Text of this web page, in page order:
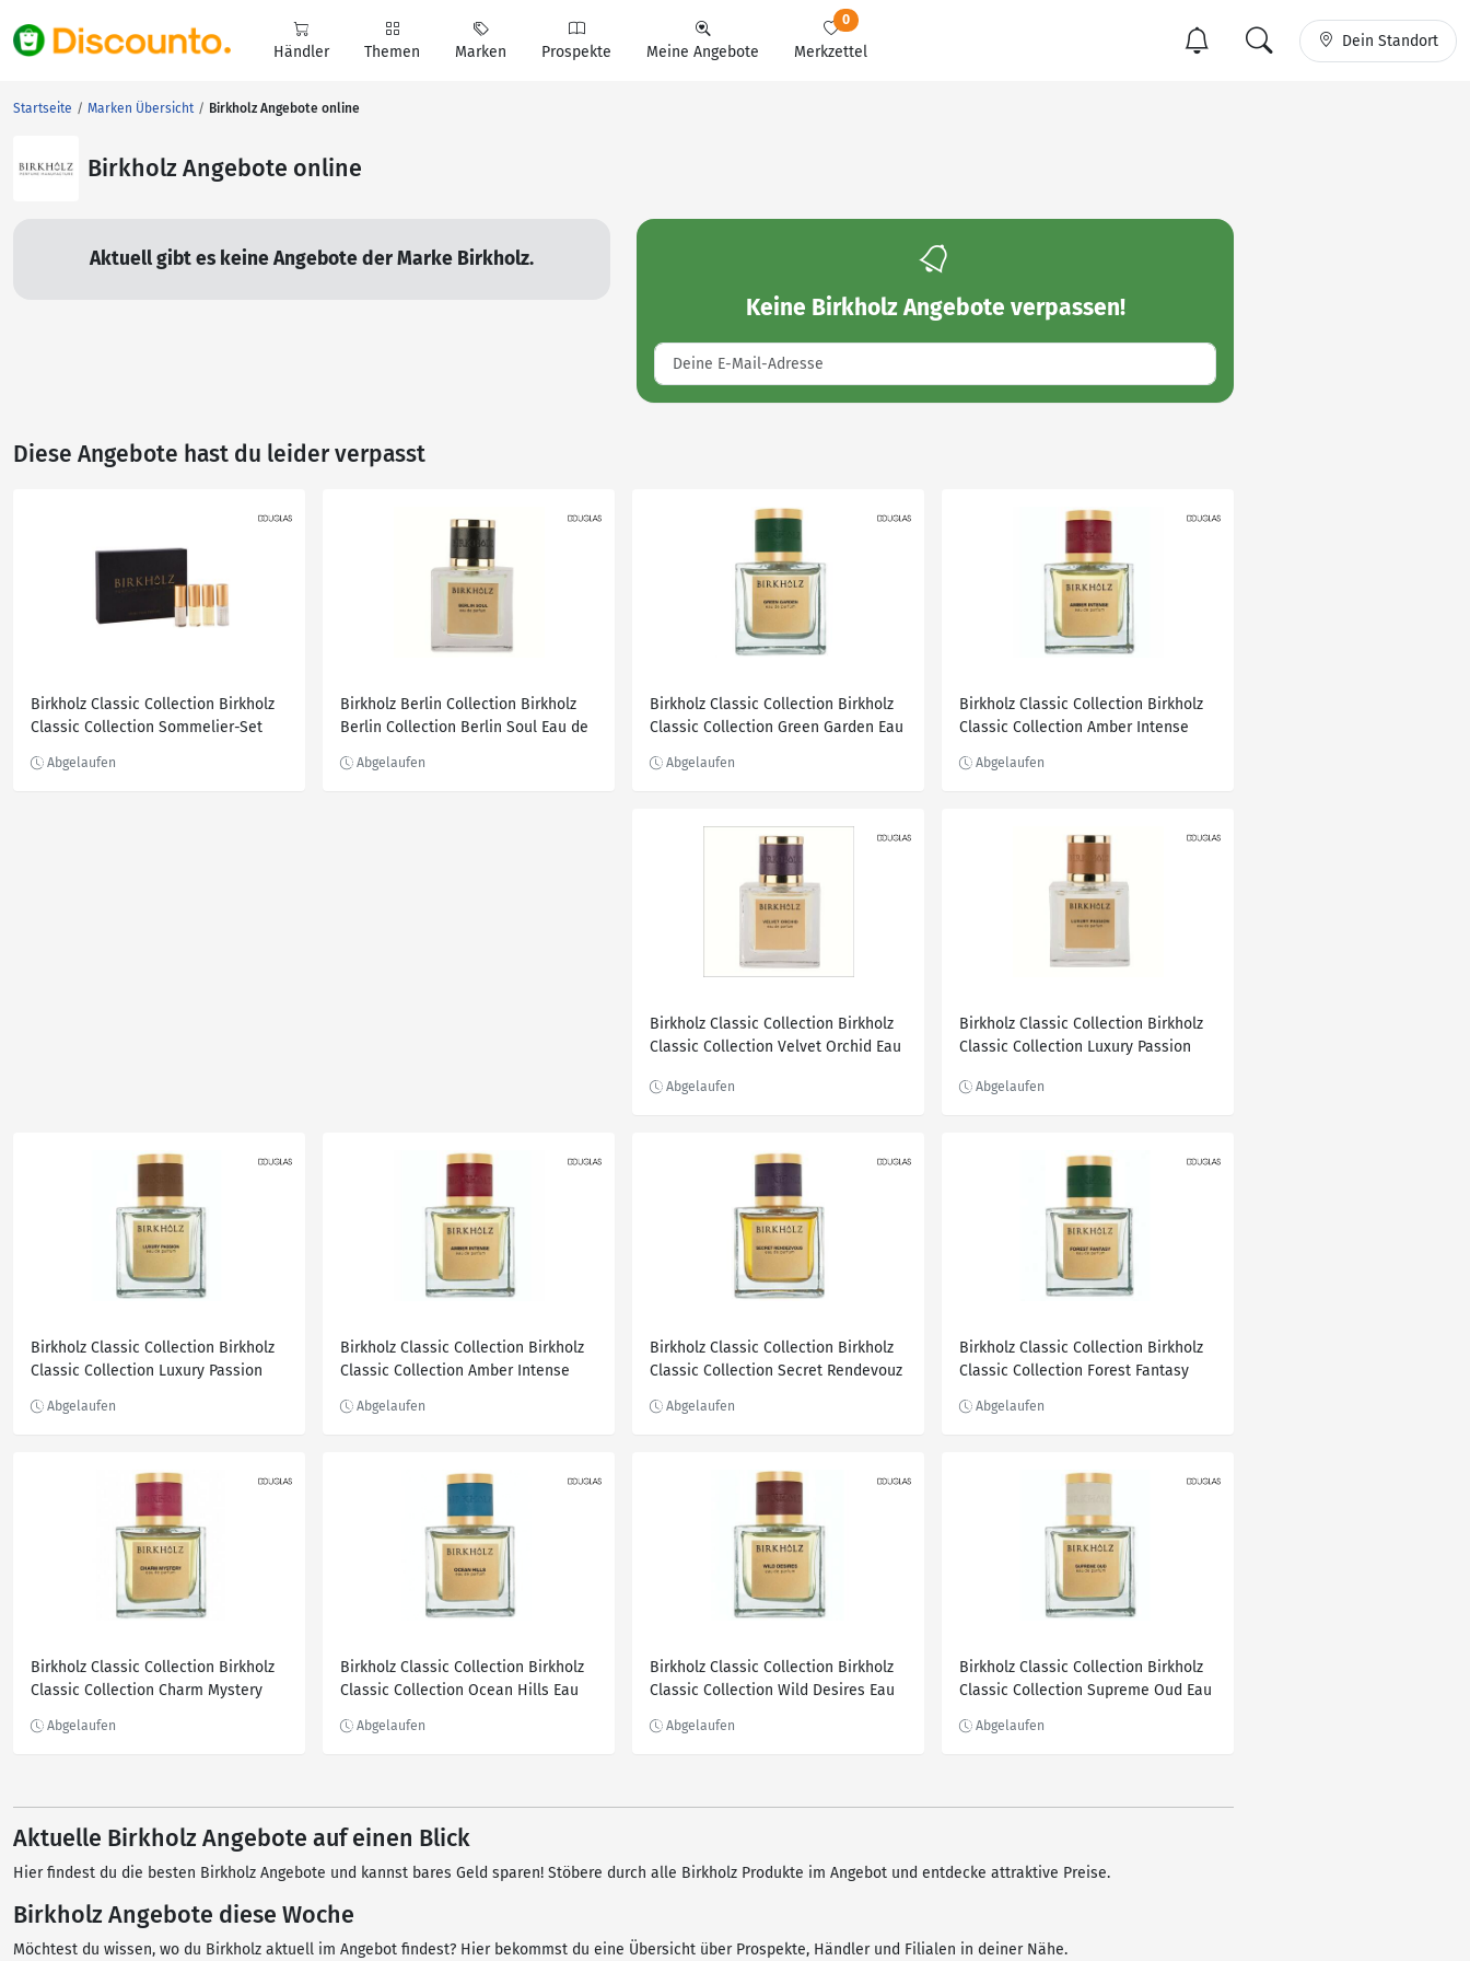
Händler Themen Marken Prospekte Meine Angebote Merkzettel
0
Dein Standort
Startseite Marken Übersicht Birkholz Angebote online
Birkholz Angebote online
Aktuell gibt es keine Angebote der Marke Birkholz.
Keine Birkholz Angebote verpassen!
Diese Angebote hast du leider verpasst
Birkholz Classic Collection Birkholz
Classic Collection Sommelier-Set
Birkholz Berlin Collection Birkholz
Berlin Collection Berlin Soul Eau de
Birkholz Classic Collection Birkholz
Classic Collection Green Garden Eau
Birkholz Classic Collection Birkholz
Classic Collection Amber Intense
Birkholz Classic Collection Birkholz
Classic Collection Velvet Orchid Eau
Birkholz Classic Collection Birkholz
Classic Collection Luxury Passion
Birkholz Classic Collection Birkholz
Classic Collection Luxury Passion
Birkholz Classic Collection Birkholz
Classic Collection Amber Intense
Birkholz Classic Collection Birkholz
Classic Collection Secret Rendevouz
Birkholz Classic Collection Birkholz
Classic Collection Forest Fantasy
Birkholz Classic Collection Birkholz
Classic Collection Charm Mystery
Birkholz Classic Collection Birkholz
Classic Collection Ocean Hills Eau
Birkholz Classic Collection Birkholz
Classic Collection Wild Desires Eau
Birkholz Classic Collection Birkholz
Classic Collection Supreme Oud Eau
Aktuelle Birkholz Angebote auf einen Blick
Hier findest du die besten Birkholz Angebote und kannst bares Geld sparen! Stöbere durch alle Birkholz Produkte im Angebot und entdecke attraktive Preise.
Birkholz Angebote diese Woche
Möchtest du wissen, wo du Birkholz aktuell im Angebot findest? Hier bekommst du eine Übersicht über Prospekte, Händler und Filialen in deiner Nähe.